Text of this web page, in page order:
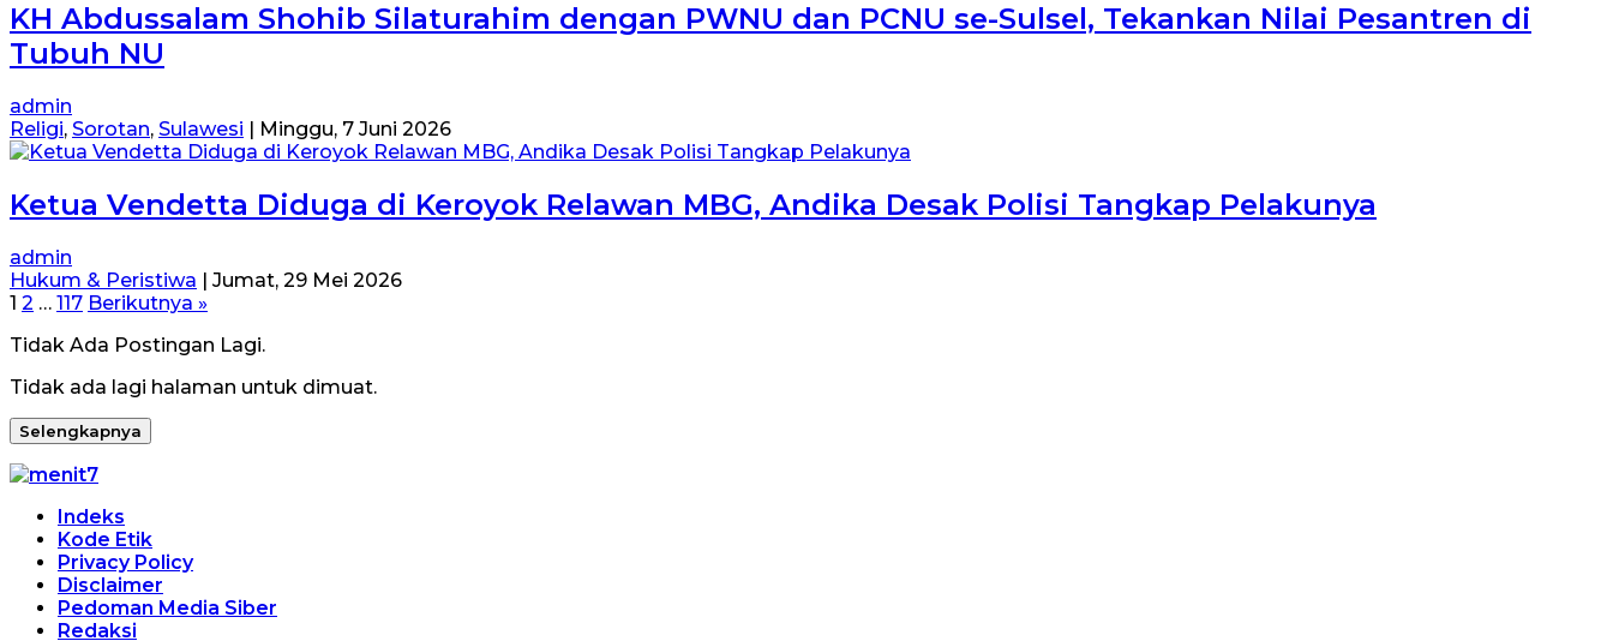
KH Abdussalam Shohib Silaturahim dengan PWNU dan PCNU se-Sulsel, Tekankan Nilai Pesantren di
Tubuh NU
admin
Religi, Sorotan, Sulawesi Minggu, 7 Juni 2026
Ketua Vendetta Diduga di Keroyok Relawan MBG, Andika Desak Polisi Tangkap Pelakunya
admin
Hukum & Peristiwa | Jumat, 29 Mei 2026
Paginasi
pos
1 2 … 117 Berikutnya »
Tidak Ada Postingan Lagi.
Tidak ada lagi halaman untuk dimuat.
Selengkapnya
Indeks
Kode Etik
Privacy Policy
Disclaimer
Pedoman Media Siber
Redaksi